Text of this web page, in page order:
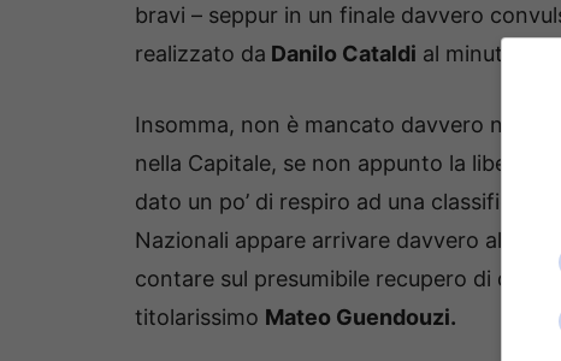
bravi – seppur in un finale davvero
realizzato da Danilo Cataldi al minuto 103.
Insomma, non è mancato davvero nulla,
nella Capitale, se non appunto la
dato un po’ di respiro ad una classifica
Nazionali appare arrivare davvero al
contare sul presumibile recupero di
titolarissimo Mateo Guendouzi.